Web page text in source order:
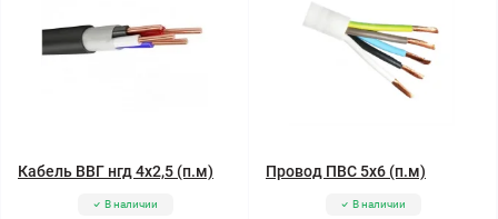
Кабель ВВГ нгд 4x2,5 (п.м)
В наличии
Провод ПВС 5x6 (п.м)
В наличии